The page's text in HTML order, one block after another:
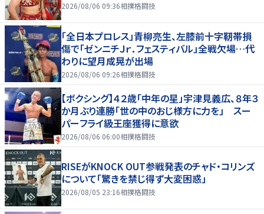
2026/08/06 09:36相撲格闘技
「全日本プロレス」青柳亮生、左膝前十字靭帯損
傷で「ゼンニチＪｒ．フェスティバル」全戦欠場…代
わりに望月成晃が出場
2026/08/06 09:26相撲格闘技
【ボクシング】４２歳「中年の星」宇津見義広、８年３
か月ぶり連勝「世の中のおじ様方に力を」 スー
パーフライ級王座獲得に意欲
2026/08/06 06:00相撲格闘技
RISEがKNOCK OUT参戦発表のチャド・コリンズ
について「驚きを禁じ得ず大変困惑」
2026/08/05 23:16相撲格闘技